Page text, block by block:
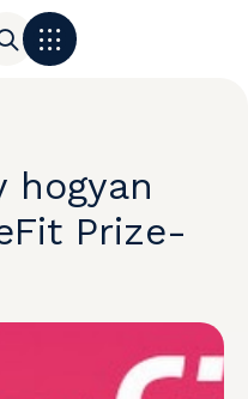
hogyan
Prize-